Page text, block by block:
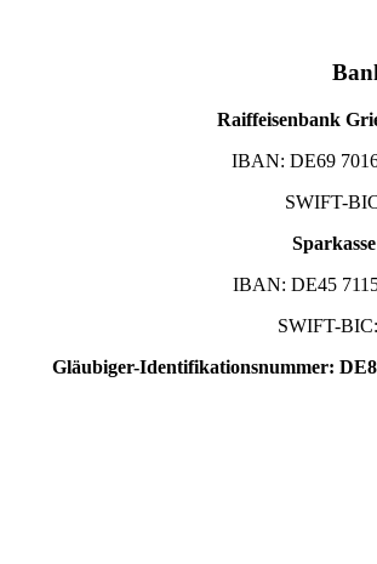
Raiffeisenbank
IBAN: DE69
SWIFT-
IBAN: DE45
SWIFT-
Gläubiger-Identifikationsnummer: